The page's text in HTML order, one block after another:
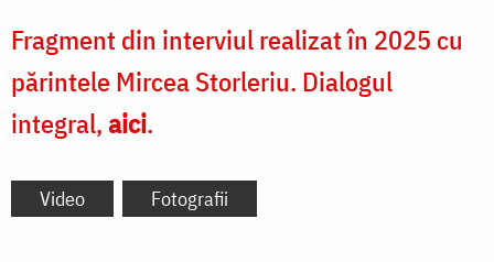
Fragment din interviul realizat în 2025 cu
părintele Mircea Storleriu. Dialogul
integral,aici.
Video Fotografii